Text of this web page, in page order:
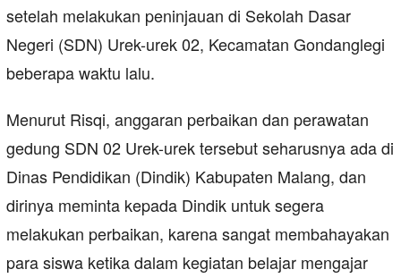
setelah melakukan peninjauan di Sekolah Dasar
Negeri (SDN) Urek-urek 02, Kecamatan Gondanglegi
beberapa waktu lalu.
Menurut Risqi, anggaran perbaikan dan perawatan
gedung SDN 02 Urek-urek tersebut seharusnya ada di
Dinas Pendidikan (Dindik) Kabupaten Malang, dan
dirinya meminta kepada Dindik untuk segera
melakukan perbaikan, karena sangat membahayakan
para siswa ketika dalam kegiatan belajar mengajar